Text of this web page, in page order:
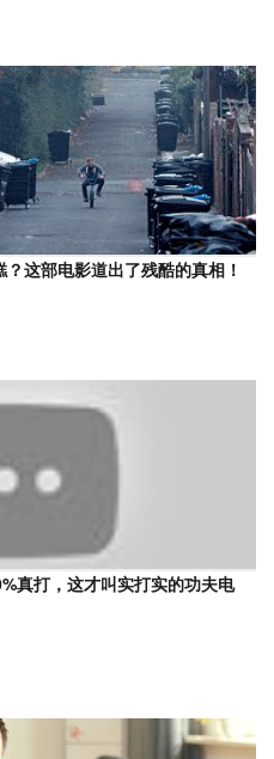
这部电影道出了残酷的真相！
真打，这才叫实打实的功夫电